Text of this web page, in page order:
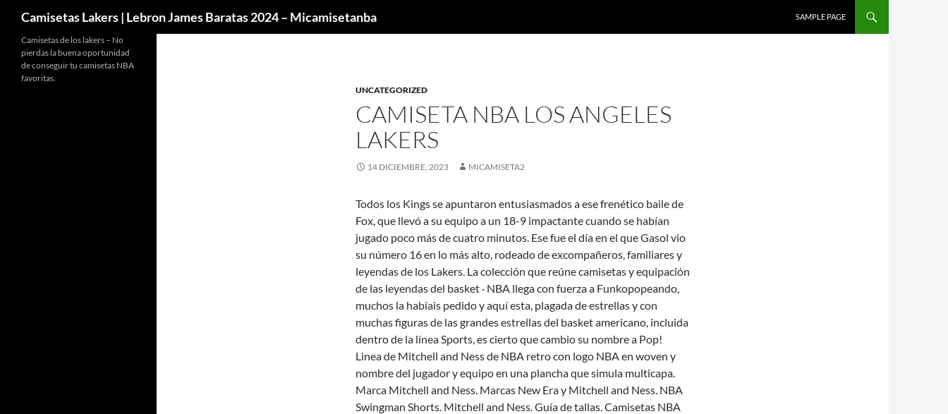
Camisetas Lakers | Lebron James Baratas 2024 – Micamisetanba
SAMPLE PAGE
UNCATEGORIZED
CAMISETA NBA LOS ANGELES
LAKERS
14 DICIEMBRE, 2023 MICAMISETA2
Todos los Kings se apuntaron entusiasmados a ese frenético baile de
Fox, que llevó a su equipo a un 18-9 impactante cuando se habían
jugado poco más de cuatro minutos. Ese fue el día en el que Gasol vio
su número 16 en lo más alto, rodeado de excompañeros, familiares y
leyendas de los Lakers. La colección que reúne camisetas y equipación
de las leyendas del basket · NBA llega con fuerza a Funkopopeando,
muchos la habíais pedido y aquí esta, plagada de estrellas y con
muchas figuras de las grandes estrellas del basket americano, incluida
dentro de la línea Sports, es cierto que cambio su nombre a Pop!
Linea de Mitchell and Ness de NBA retro con logo NBA en woven y
nombre del jugador y equipo en una plancha que simula multicapa.
Marca Mitchell and Ness. Marcas New Era y Mitchell and Ness. NBA
Swingman Shorts. Mitchell and Ness. Guía de tallas. Camisetas NBA
Camisetas de los lakers – No
pierdas la buena oportunidad
de conseguir tu camisetas NBA
favoritas.